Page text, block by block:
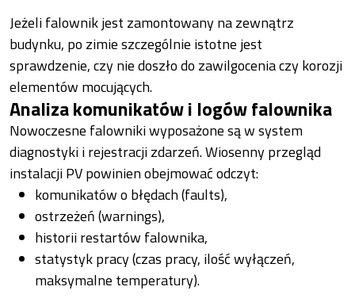
Jeżeli falownik jest zamontowany na zewnątrz
budynku, po zimie szczególnie istotne jest
sprawdzenie, czy nie doszło do zawilgocenia czy korozji
elementów mocujących.
Analiza komunikatów i logów falownika
Nowoczesne falowniki wyposażone są w system
diagnostyki i rejestracji zdarzeń. Wiosenny przegląd
instalacji PV powinien obejmować odczyt:
komunikatów o błędach (faults),
ostrzeżeń (warnings),
historii restartów falownika,
statystyk pracy (czas pracy, ilość wyłączeń,
maksymalne temperatury).